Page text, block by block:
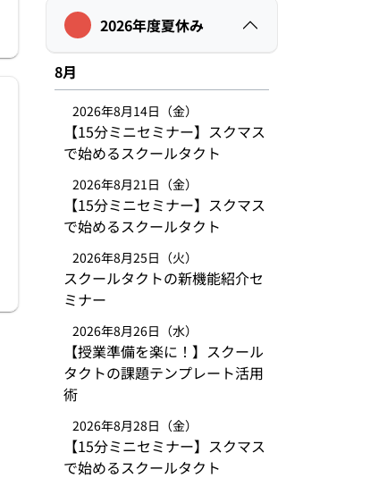
2026年度夏休み
8月
2026年8月14日（金）
【15分ミニセミナー】スクマス
で始めるスクールタクト
2026年8月21日（金）
【15分ミニセミナー】スクマス
で始めるスクールタクト
2026年8月25日（火）
スクールタクトの新機能紹介セ
ミナー
2026年8月26日（水）
【授業準備を楽に！】スクール
タクトの課題テンプレート活用
術
2026年8月28日（金）
【15分ミニセミナー】スクマス
で始めるスクールタクト